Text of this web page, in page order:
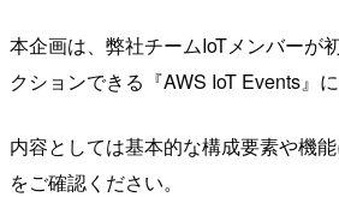
本企画は、弊社チームIoTメンバーが
クションできる『AWS IoT Events』
内容としては基本的な構成要素や機
をご確認ください。